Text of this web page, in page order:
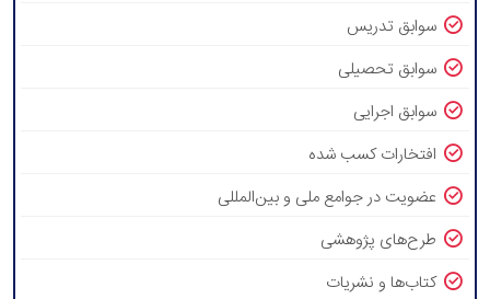
سوابق تدریس
سوابق تحصیلی
سوابق اجرایی
افتخارات کسب شده
عضویت در جوامع ملی و بین‌المللی
طرح‌های پژوهشی
کتاب‌ها و نشریات